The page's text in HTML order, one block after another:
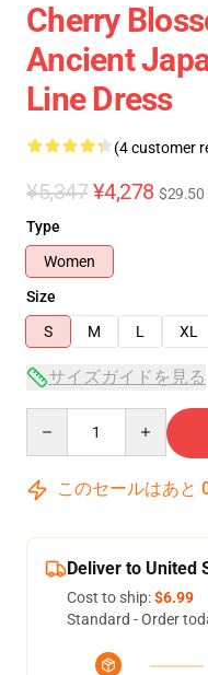
Cherry
Ancient
Line Dress
(4 customer
¥5,347 ¥4,278 $29.50
Type
Women
Size
S
M L XL
サイズガイドを見る
このセールはあと
Deliver to United
Cost to ship:$6.99
Standard - Order